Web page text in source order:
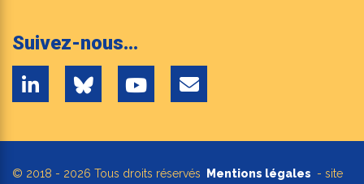
Suivez-nous...
© 2018 - 2026 Tous droits réservés Mentions légales - site